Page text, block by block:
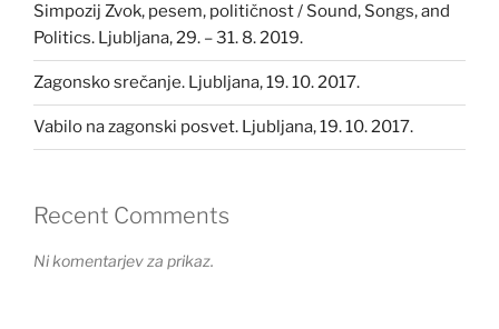
Simpozij Zvok, pesem, političnost / Sound, Songs, and
Politics. Ljubljana, 29. – 31. 8. 2019.
Zagonsko srečanje. Ljubljana, 19. 10. 2017.
Vabilo na zagonski posvet. Ljubljana, 19. 10. 2017.
Recent Comments
Ni komentarjev za prikaz.